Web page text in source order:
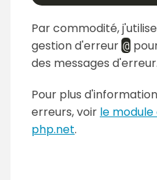
Par commodité,
gestion d'erreur @
des messages d'erreur.
Pour plus
erreurs, voir le
php.net.